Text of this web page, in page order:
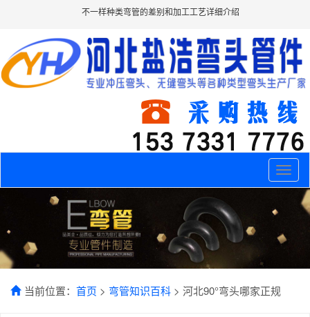
不一样种类弯管的差别和加工工艺详细介绍
Toggle
当前位置： 首页 > 弯管知识百科 > 河北90°弯头哪家正规